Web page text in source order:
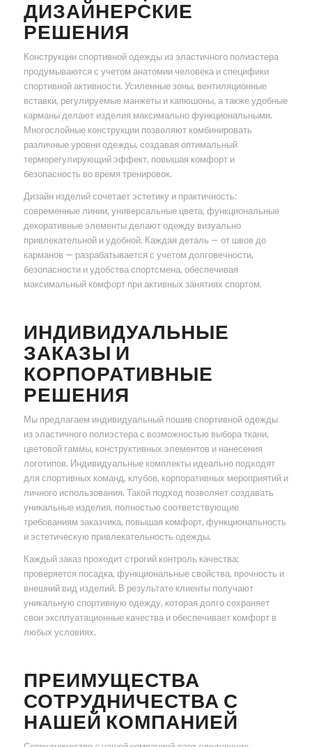
ДИЗАЙНЕРСКИЕ
РЕШЕНИЯ
Конструкции спортивной одежды из эластичного полиэстера
продумываются с учетом анатомии человека и специфики
спортивной активности. Усиленные зоны, вентиляционные
вставки, регулируемые манжеты и капюшоны, а также удобные
карманы делают изделия максимально функциональными.
Многослойные конструкции позволяют комбинировать
различные уровни одежды, создавая оптимальный
терморегулирующий эффект, повышая комфорт и
безопасность во время тренировок.
Дизайн изделий сочетает эстетику и практичность:
современные линии, универсальные цвета, функциональные
декоративные элементы делают одежду визуально
привлекательной и удобной. Каждая деталь — от швов до
карманов — разрабатывается с учетом долговечности,
безопасности и удобства спортсмена, обеспечивая
максимальный комфорт при активных занятиях спортом.
ИНДИВИДУАЛЬНЫЕ
ЗАКАЗЫ И
КОРПОРАТИВНЫЕ
РЕШЕНИЯ
Мы предлагаем индивидуальный пошив спортивной одежды
из эластичного полиэстера с возможностью выбора ткани,
цветовой гаммы, конструктивных элементов и нанесения
логотипов. Индивидуальные комплекты идеально подходят
для спортивных команд, клубов, корпоративных мероприятий и
личного использования. Такой подход позволяет создавать
уникальные изделия, полностью соответствующие
требованиям заказчика, повышая комфорт, функциональность
и эстетическую привлекательность одежды.
Каждый заказ проходит строгий контроль качества:
проверяется посадка, функциональные свойства, прочность и
внешний вид изделий. В результате клиенты получают
уникальную спортивную одежду, которая долго сохраняет
свои эксплуатационные качества и обеспечивает комфорт в
любых условиях.
ПРЕИМУЩЕСТВА
СОТРУДНИЧЕСТВА С
НАШЕЙ КОМПАНИЕЙ